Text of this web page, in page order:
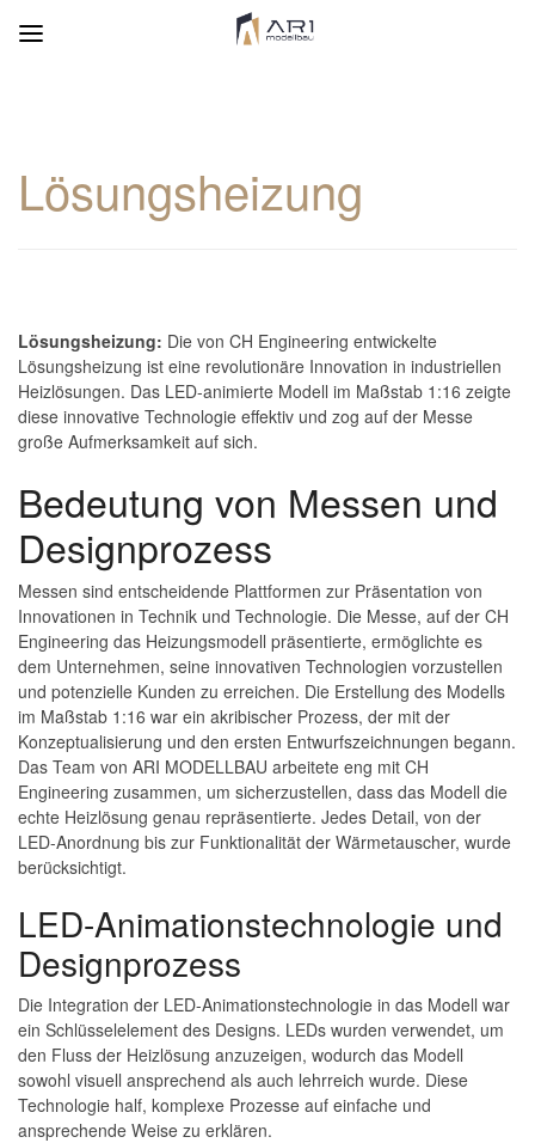
Lösungsheizung
Lösungsheizung: Die von CH Engineering entwickelte
Lösungsheizung ist eine revolutionäre Innovation in industriellen
Heizlösungen. Das LED-animierte Modell im Maßstab 1:16 zeigte
diese innovative Technologie effektiv und zog auf der Messe
große Aufmerksamkeit auf sich.
Bedeutung von Messen und
Designprozess
Messen sind entscheidende Plattformen zur Präsentation von
Innovationen in Technik und Technologie. Die Messe, auf der CH
Engineering das Heizungsmodell präsentierte, ermöglichte es
dem Unternehmen, seine innovativen Technologien vorzustellen
und potenzielle Kunden zu erreichen. Die Erstellung des Modells
im Maßstab 1:16 war ein akribischer Prozess, der mit der
Konzeptualisierung und den ersten Entwurfszeichnungen begann.
Das Team von ARI MODELLBAU arbeitete eng mit CH
Engineering zusammen, um sicherzustellen, dass das Modell die
echte Heizlösung genau repräsentierte. Jedes Detail, von der
LED-Anordnung bis zur Funktionalität der Wärmetauscher, wurde
berücksichtigt.
LED-Animationstechnologie und
Designprozess
Die Integration der LED-Animationstechnologie in das Modell war
ein Schlüsselelement des Designs. LEDs wurden verwendet, um
den Fluss der Heizlösung anzuzeigen, wodurch das Modell
sowohl visuell ansprechend als auch lehrreich wurde. Diese
Technologie half, komplexe Prozesse auf einfache und
ansprechende Weise zu erklären.